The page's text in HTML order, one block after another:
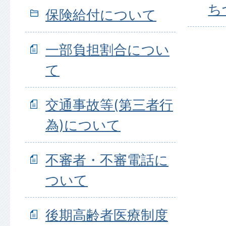
保険給付について
一部負担割合につい
て
交通事故等(第三者行
為)について
不審者・不審電話に
ついて
後期高齢者医療制度
ち